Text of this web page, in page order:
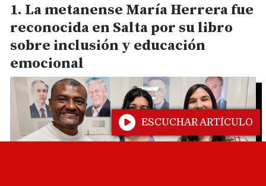
La metanense María Herrera fue
reconocida en Salta por su libro
sobre inclusión y educación
emocional
ESCUCHAR ARTÍCULO